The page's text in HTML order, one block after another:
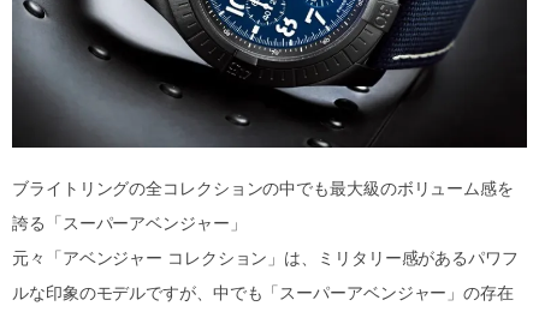
ブライトリングの全コレクションの中でも最大級のボリューム感を
誇る「スーパーアベンジャー」
元々「アベンジャー コレクション」は、ミリタリー感があるパワフ
ルな印象のモデルですが、中でも「スーパーアベンジャー」の存在